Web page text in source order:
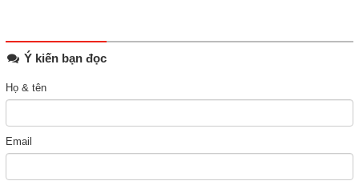
Ý kiến bạn đọc
Họ & tên
Email